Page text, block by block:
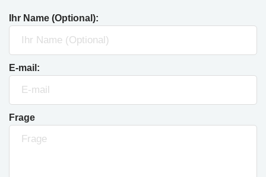
Ihr Name (Optional):
E-mail:
Frage